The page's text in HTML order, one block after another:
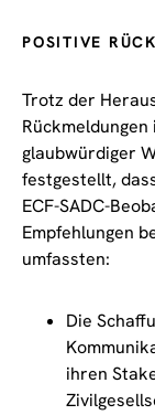
POSITIVE
Trotz der
glaubwürdiger
festgestellt,
ECF-SADC-
Empfehlungen
umfassten:
Die
ihren